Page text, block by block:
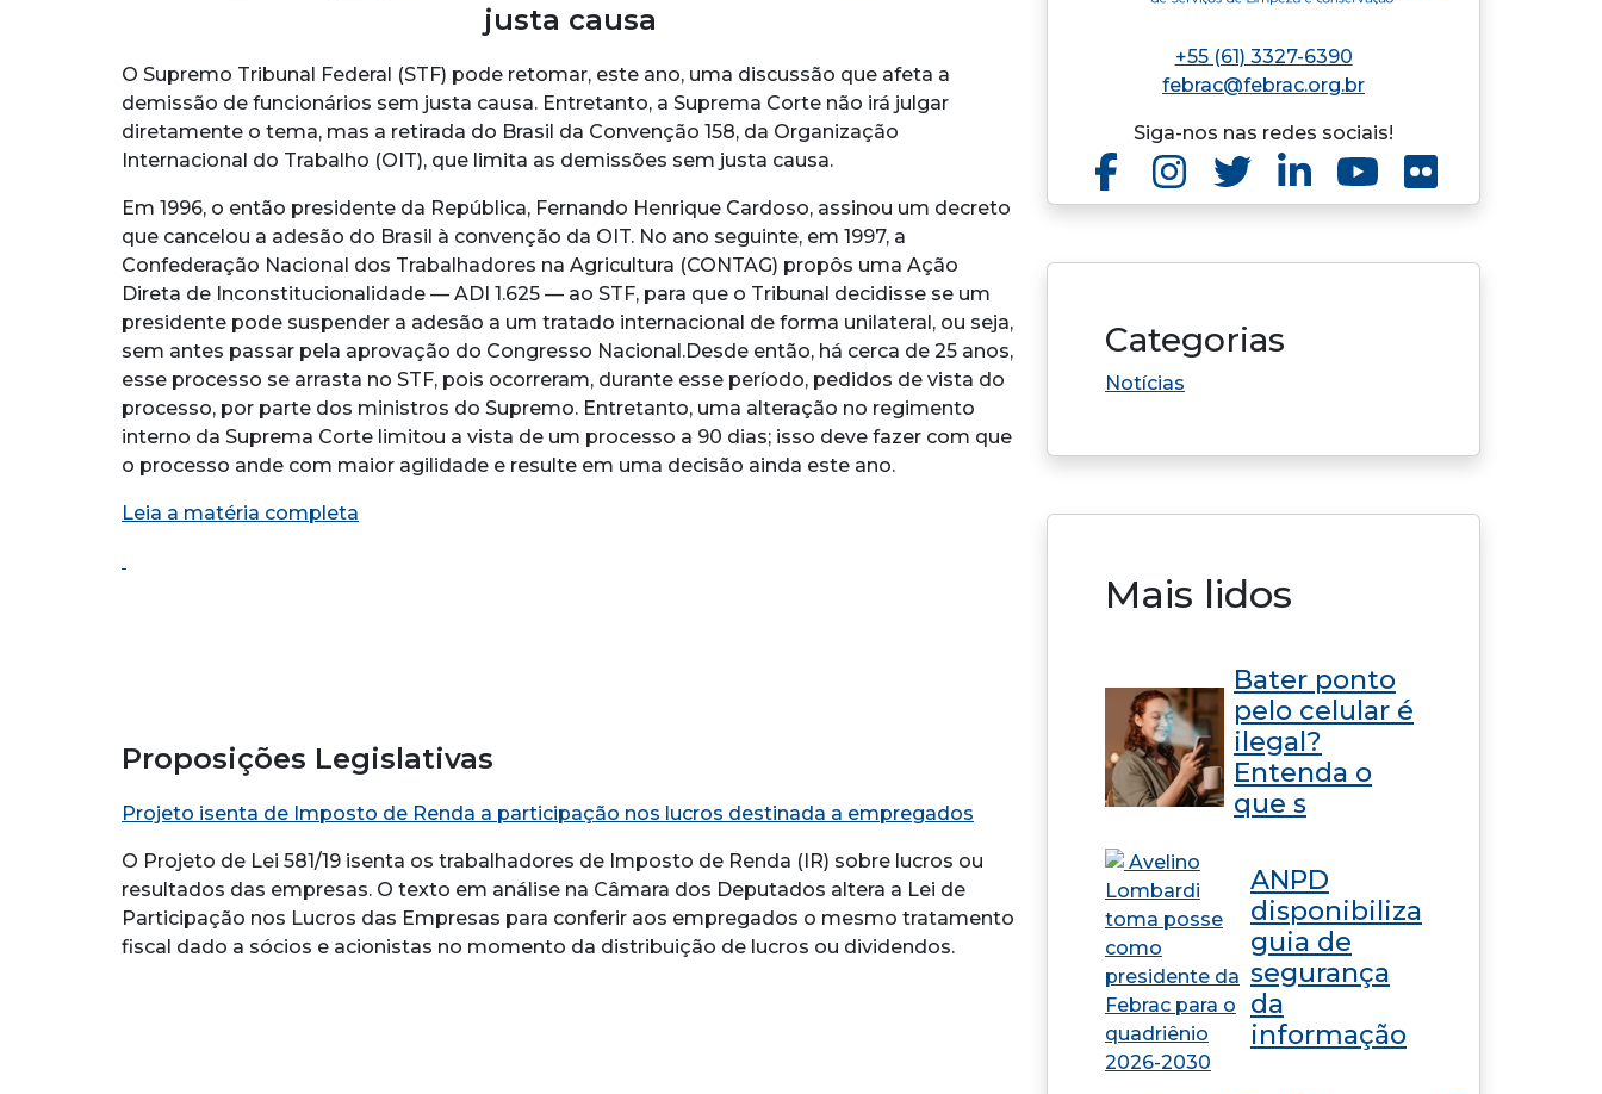
justa causa
O Supremo Tribunal Federal (STF) pode retomar, este ano, uma discussão que afeta a
demissão de funcionários sem justa causa. Entretanto, a Suprema Corte não irá julgar
diretamente o tema, mas a retirada do Brasil da Convenção 158, da Organização
Internacional do Trabalho (OIT), que limita as demissões sem justa causa.
Em 1996, o então presidente da República, Fernando Henrique Cardoso, assinou um decreto
que cancelou a adesão do Brasil à convenção da OIT. No ano seguinte, em 1997, a
Confederação Nacional dos Trabalhadores na Agricultura (CONTAG) propôs uma Ação
Direta de Inconstitucionalidade — ADI 1.625 — ao STF, para que o Tribunal decidisse se um
presidente pode suspender a adesão a um tratado internacional de forma unilateral, ou seja,
sem antes passar pela aprovação do Congresso Nacional.Desde então, há cerca de 25 anos,
esse processo se arrasta no STF, pois ocorreram, durante esse período, pedidos de vista do
processo, por parte dos ministros do Supremo. Entretanto, uma alteração no regimento
interno da Suprema Corte limitou a vista de um processo a 90 dias; isso deve fazer com que
o processo ande com maior agilidade e resulte em uma decisão ainda este ano.
Leia a matéria completa
Proposições Legislativas
Projeto isenta de Imposto de Renda a participação nos lucros destinada a empregados
O Projeto de Lei 581/19 isenta os trabalhadores de Imposto de Renda (IR) sobre lucros ou
resultados das empresas. O texto em análise na Câmara dos Deputados altera a Lei de
Participação nos Lucros das Empresas para conferir aos empregados o mesmo tratamento
fiscal dado a sócios e acionistas no momento da distribuição de lucros ou dividendos.
+55 (61) 3327-6390
febrac@febrac.org.br
Siga-nos nas redes sociais!
Categorias
Notícias
Mais lidos
Bater ponto
pelo celular é
ilegal?
Entenda o
que s
ANPD
disponibiliza
guia de
segurança
da
informação